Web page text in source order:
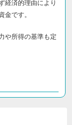
経済的理由により
金です。
や所得の基準も定